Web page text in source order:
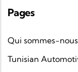
Pages
Qui sommes-
Tunisian